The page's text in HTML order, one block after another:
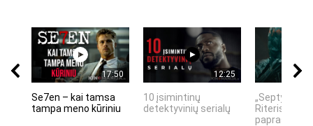
17:50
Se7en – kai tamsa
tampa meno kūriniu
12:25
10 įsimintinų
detektyvinių serialų
„Septynių
Riteris" – kai